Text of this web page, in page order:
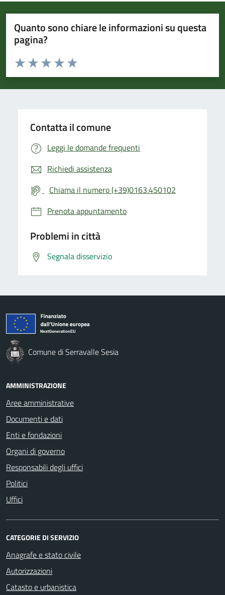
Quanto sono chiare le informazioni su questa
pagina?
Valuta da 1 a 5 stelle la pagina
Valuta 5 stelle su 5
Valuta 4 stelle su 5
Valuta 3 stelle su 5
Valuta 2 stelle su 5
Valuta 1 stelle su 5
Contatta il comune
Leggi le domande frequenti
Richiedi assistenza
Chiama il numero (+39)0163.450102
Prenota appuntamento
Problemi in città
Segnala disservizio
Comune di Serravalle Sesia
AMMINISTRAZIONE
Aree amministrative
Documenti e dati
Enti e fondazioni
Organi di governo
Responsabili degli uffici
Politici
Uffici
CATEGORIE DI SERVIZIO
Anagrafe e stato civile
Autorizzazioni
Catasto e urbanistica